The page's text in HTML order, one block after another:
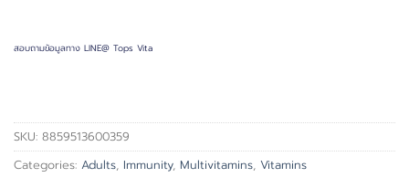
สอบถามข้อมูลทาง LINE@ Tops Vita
SKU: 8859513600359
Categories: Adults, Immunity, Multivitamins, Vitamins